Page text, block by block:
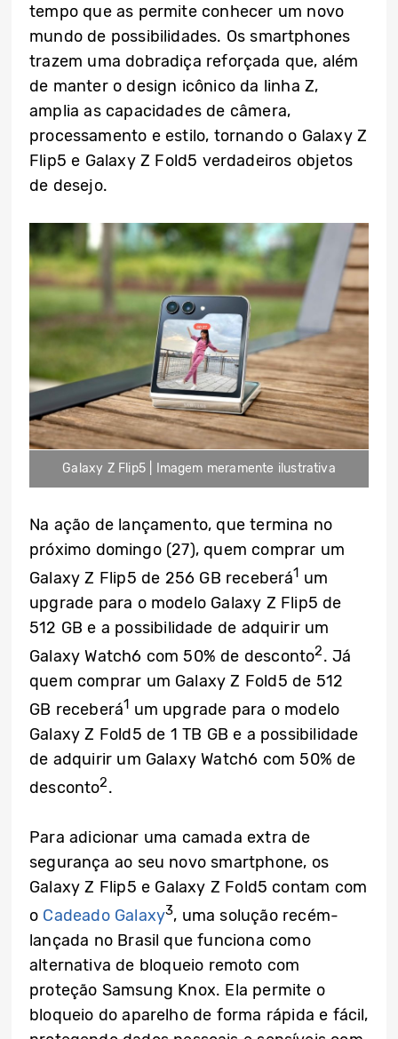
tempo que as permite conhecer um novo
mundo de possibilidades. Os smartphones
trazem uma dobradiça reforçada que, além
de manter o design icônico da linha Z,
amplia as capacidades de câmera,
processamento e estilo, tornando o Galaxy Z
Flip5 e Galaxy Z Fold5 verdadeiros objetos
de desejo.
Galaxy Z Flip5 | Imagem meramente ilustrativa
Na ação de lançamento, que termina no
próximo domingo (27), quem comprar um
Galaxy Z Flip5 de 256 GB receberá1 um
upgrade para o modelo Galaxy Z Flip5 de
512 GB e a possibilidade de adquirir um
Galaxy Watch6 com 50% de desconto2. Já
quem comprar um Galaxy Z Fold5 de 512
GB receberá1 um upgrade para o modelo
Galaxy Z Fold5 de 1 TB GB e a possibilidade
de adquirir um Galaxy Watch6 com 50% de
desconto2.
Para adicionar uma camada extra de
segurança ao seu novo smartphone, os
Galaxy Z Flip5 e Galaxy Z Fold5 contam com
o Cadeado Galaxy3, uma solução recém-
lançada no Brasil que funciona como
alternativa de bloqueio remoto com
proteção Samsung Knox. Ela permite o
bloqueio do aparelho de forma rápida e fácil,